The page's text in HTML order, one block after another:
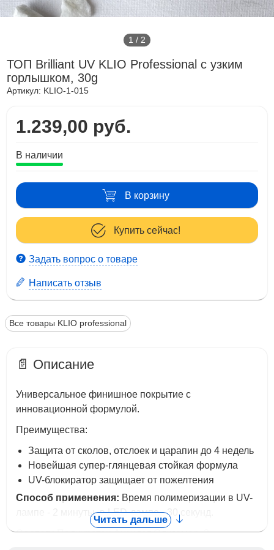
1 / 2
ТОП Brilliant UV KLIO Professional с узким
горлышком, 30g
Артикул: KLIO-1-015
1.239,00 руб.
В наличии
В корзину
Купить сейчас!
Задать вопрос о товаре
Написать отзыв
Все товары KLIO professional
📄 Описание
Универсальное финишное покрытие с
инновационной формулой.
Преимущества:
Защита от сколов, отслоек и царапин до 4 недель
Новейшая супер-глянцевая стойкая формула
UV-блокиратор защищает от пожелтения
Способ применения: Время полимеризации в UV-
лампе - 2 минуты, в LED-лампе - 30 секунд.
Состав:Полиуретан Акрилат Олигомер, 2-
Читать дальше